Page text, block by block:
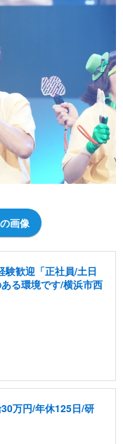
画像
験歓迎「正社員/土日
る環境です/横浜市西
万円/年休125日/研